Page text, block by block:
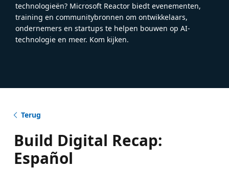
technologieën? Microsoft Reactor biedt evenementen,
training en communitybronnen om ontwikkelaars,
ondernemers en startups te helpen bouwen op AI-
technologie en meer. Kom kijken.
Terug
Build Digital Recap:
Español